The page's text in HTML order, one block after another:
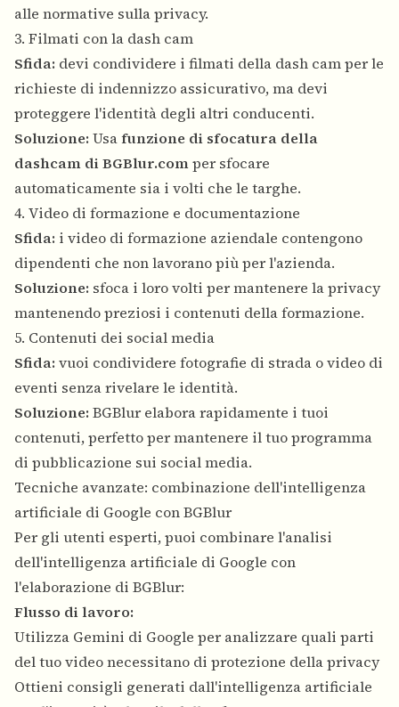
alle normative sulla privacy.
3. Filmati con la dash cam
Sfida: devi condividere i filmati della dash cam per le
richieste di indennizzo assicurativo, ma devi
proteggere l'identità degli altri conducenti.
Soluzione: Usafunzione di sfocatura della
dashcam di BGBlur.comper sfocare
automaticamente sia i volti che le targhe.
4. Video di formazione e documentazione
Sfida: i video di formazione aziendale contengono
dipendenti che non lavorano più per l'azienda.
Soluzione: sfoca i loro volti per mantenere la privacy
mantenendo preziosi i contenuti della formazione.
5. Contenuti dei social media
Sfida: vuoi condividere fotografie di strada o video di
eventi senza rivelare le identità.
Soluzione: BGBlur elabora rapidamente i tuoi
contenuti, perfetto per mantenere il tuo programma
di pubblicazione sui social media.
Tecniche avanzate: combinazione dell'intelligenza
artificiale di Google con BGBlur
Per gli utenti esperti, puoi combinare l'analisi
dell'intelligenza artificiale di Google con
l'elaborazione di BGBlur:
Flusso di lavoro:
Utilizza Gemini di Google per analizzare quali parti
del tuo video necessitano di protezione della privacy
Ottieni consigli generati dall'intelligenza artificiale